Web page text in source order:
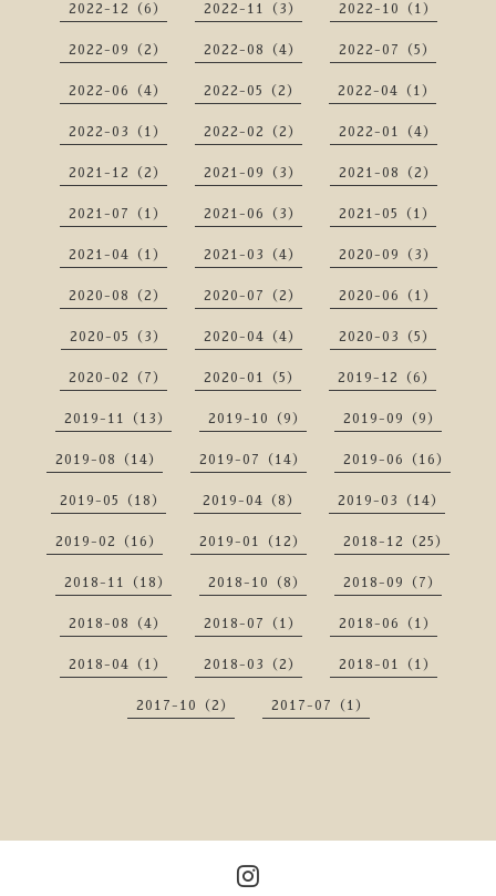
2022-12（6） 2022-11（3） 2022-10（1）
2022-09（2） 2022-08（4） 2022-07（5）
2022-06（4） 2022-05（2） 2022-04（1）
2022-03（1） 2022-02（2） 2022-01（4）
2021-12（2） 2021-09（3） 2021-08（2）
2021-07（1） 2021-06（3） 2021-05（1）
2021-04（1） 2021-03（4） 2020-09（3）
2020-08（2） 2020-07（2） 2020-06（1）
2020-05（3） 2020-04（4） 2020-03（5）
2020-02（7） 2020-01（5） 2019-12（6）
2019-11（13） 2019-10（9） 2019-09（9）
2019-08（14） 2019-07（14） 2019-06（16）
2019-05（18） 2019-04（8） 2019-03（14）
2019-02（16） 2019-01（12） 2018-12（25）
2018-11（18） 2018-10（8） 2018-09（7）
2018-08（4） 2018-07（1） 2018-06（1）
2018-04（1） 2018-03（2） 2018-01（1）
2017-10（2） 2017-07（1）